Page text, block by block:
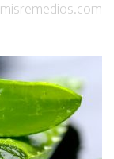
misremedios.com